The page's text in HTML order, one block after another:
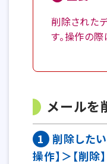
削除された
す。操作の
メールを
1
削除した
操作】＞【削除